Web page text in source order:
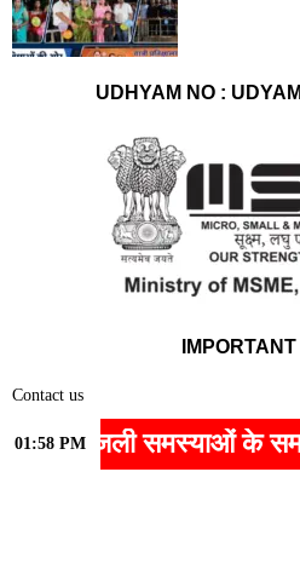
01:58 PM
समस्याओं के समाधान को
UDHYAM NO :
Contact us
Home